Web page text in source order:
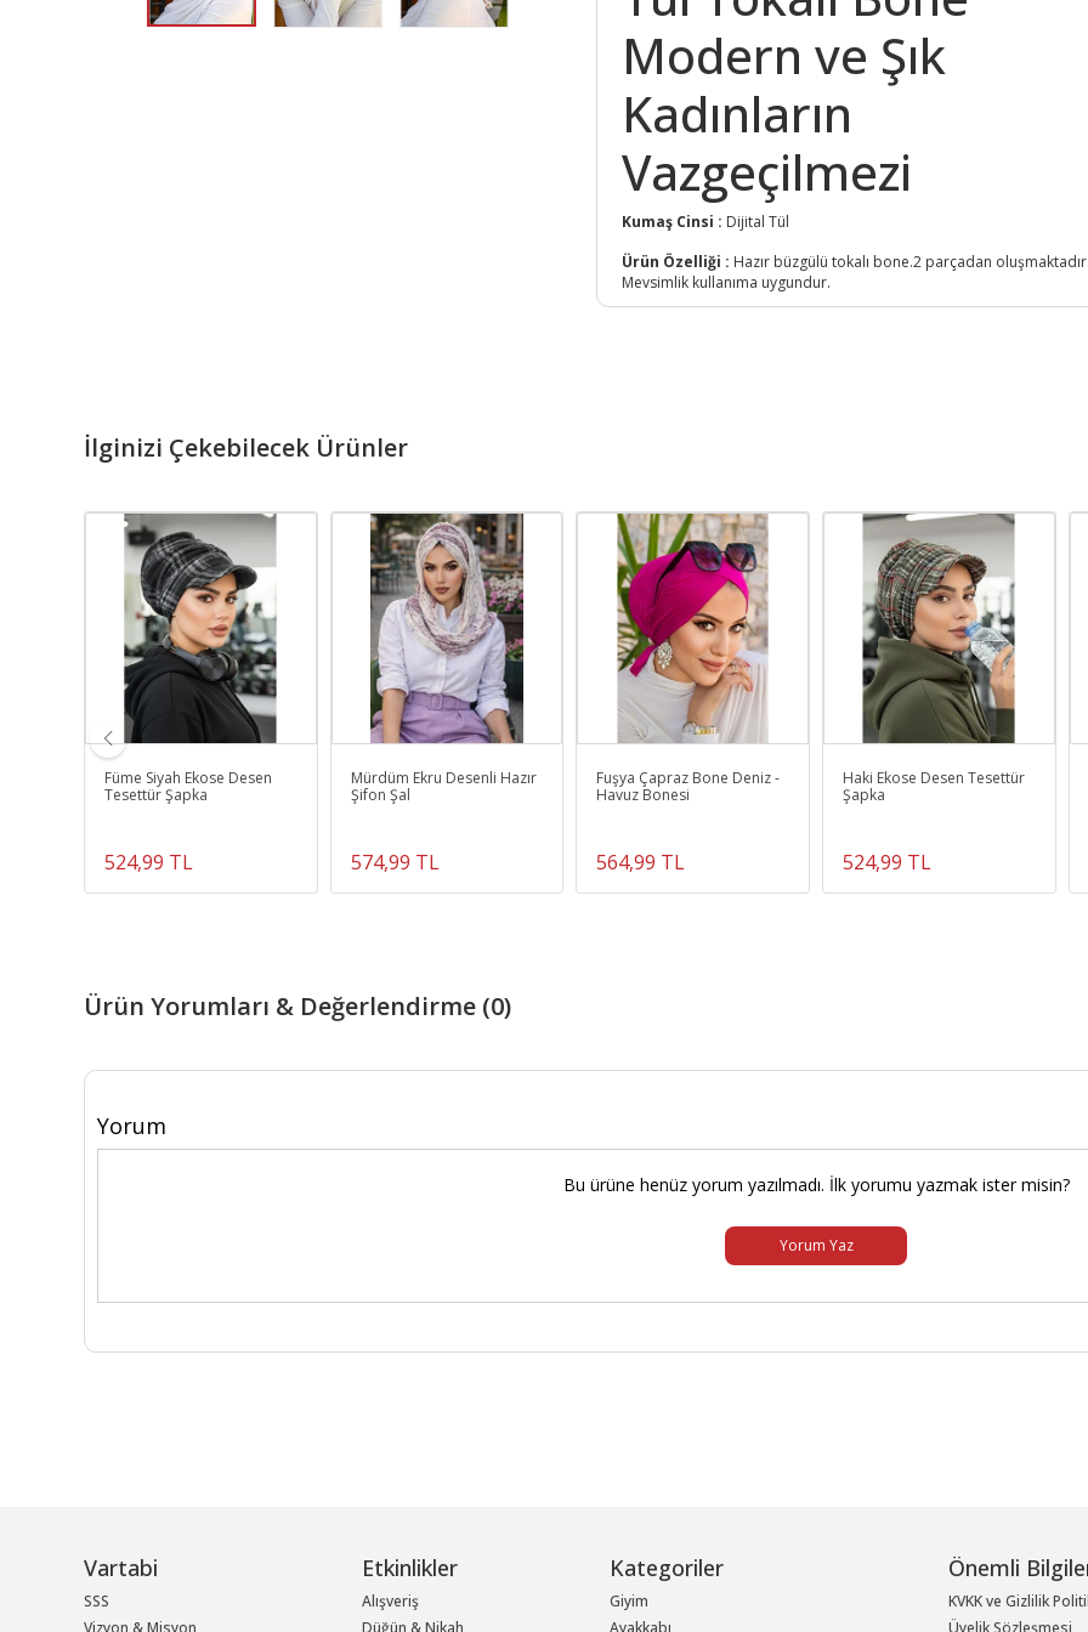
Modern ve Şık
Kadınların
Vazgeçilmezi
Kumaş Cinsi : Dijital Tül
Ürün Özelliği : Hazır büzgülü tokalı bone.2 parçadan
Mevsimlik kullanıma uygundur.
İlginizi Çekebilecek Ürünler
Füme Siyah Ekose Desen
Tesettür Şapka
524,99 TL
Mürdüm Ekru Desenli Hazır
Şifon Şal
574,99 TL
Fuşya Çapraz Bone Deniz -
Havuz Bonesi
564,99 TL
Haki Ekose Desen Tesettür
Şapka
524,99 TL
Ürün Yorumları & Değerlendirme (0)
Yorum
Bu ürüne henüz yorum yazılmadı. İlk yorumu yazmak ister misin?
Yorum Yaz
Vartabi
SSS
Etkinlikler
Alışveriş
Kategoriler
Giyim
Önemli
KVKK ve Gizlilik